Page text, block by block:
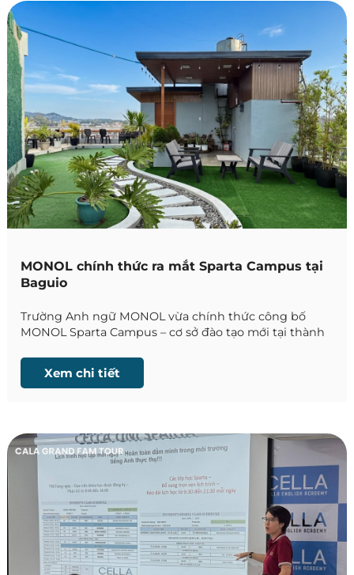
MONOL chính thức ra mắt Sparta Campus tại
Baguio
Trường Anh ngữ MONOL vừa chính thức công bố
MONOL Sparta Campus – cơ sở đào tạo mới tại thành
dựng theo mô hình Sparta với chương trình học
chuyên sâu, môi trường kỷ luật và hệ thống quản lý
Xem chi tiết